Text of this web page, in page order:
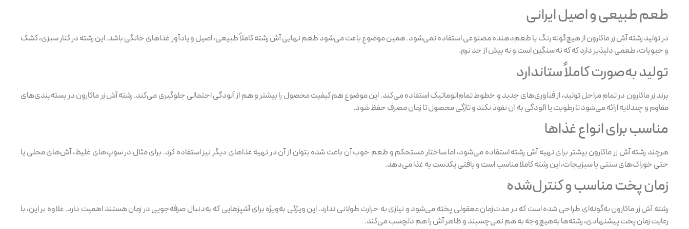
طعم طبیعی و اصیل ایرانی
در تولید رشته آش زر ماکارون از هیچ‌گونه رنگ یا طعم‌دهنده مصنوعی استفاده نمی‌شود. همین موضوع باعث می‌شود طعم نهایی آش رشته کاملاً طبیعی، اصیل و یادآور غذاهای خانگی باشد. این رشته در کنار سبزی، کشک
و حبوبات، طعمی دلپذیر دارد که که نه سنگین است و نه بیش از حد نرم.
تولید به‌صورت کاملاً ستاندارد
برند زر ماکارون در تمام مراحل تولید، از فناوری‌های جدید و خطوط تمام‌اتوماتیک استفاده می‌کند. این موضوع هم کیفیت محصول را بیشتر و هم از آلودگی احتمالی جلوگیری می‌کند. رشته آش زر ماکارون در بسته‌بندی‌های
مقاوم و چندلایه ارائه می‌شود تا رطوبت یا آلودگی به آن نفوذ نکند و تازگی محصول تا زمان مصرف حفظ شود.
مناسب برای انواع غذاها
هرچند رشته آش زر ماکارون بیشتر برای تهیه آش رشته استفاده می‌شود، اما ساختار مستحکم و طعم خوب آن باعث شده بتوان از آن در تهیه غذاهای دیگر نیز استفاده کرد. برای مثال در سوپ‌های غلیظ، آش‌های محلی یا
حتی خوراک‌های سنتی با سبزیجات، این رشته کاملا مناسب است و بافتی یکدست به غذا می‌دهد.
زمان پخت مناسب و کنترل‌شده
رشته آش زر ماکارون به‌گونه‌ای طراحی شده است که در مدت‌زمان معقولی پخته می‌شود و نیازی به حرارت طولانی ندارد. این ویژگی به‌ویژه برای آشپزهایی که به‌دنبال صرفه‌جویی در زمان هستند اهمیت دارد. علاوه بر این، با
رعایت زمان پخت پیشنهادی، رشته‌ها به‌هیچ‌وجه به هم نمی‌چسبند و ظاهر آش را هم دلچسب می‌کند.